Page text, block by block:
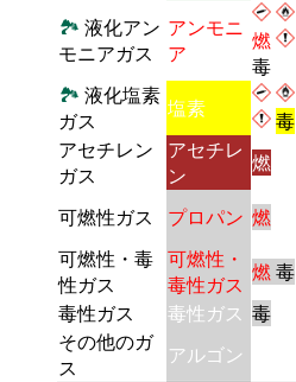
🏞 液化アン
モニアガス
アンモニ
ア
燃
毒
🏞 液化塩素
ガス
塩素 毒
アセチレン
ガス
アセチレ
ン
燃
可燃性ガス プロパン 燃
可燃性・毒
性ガス
可燃性・
毒性ガス 燃毒
毒性ガス
毒性ガス 毒
その他のガ
ス
アルゴン